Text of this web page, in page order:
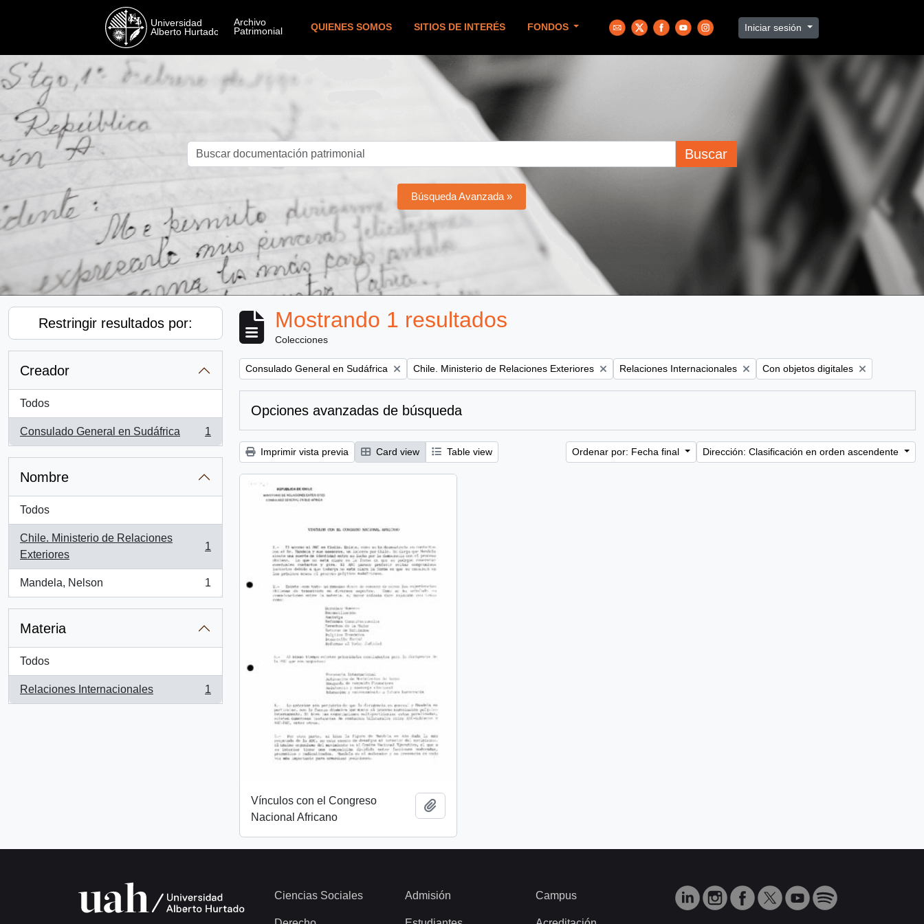
QUIENES SOMOS SITIOS DE INTERÉS FONDOS Iniciar sesión
Buscar
Búsqueda Avanzada »
Restringir resultados por:
Creador
Todos
Consulado General en Sudáfrica
, 1 resultados
1
Nombre
Todos
Chile. Ministerio de Relaciones
Exteriores
, 1 resultados
1
Mandela, Nelson
, 1 resultados
1
Materia
Todos
Relaciones Internacionales
, 1 resultados
1
Mostrando 1 resultados
Colecciones
Remove filter:
Consulado General en Sudáfrica Remove filter:
Chile. Ministerio de Relaciones Exteriores Remove filter:
Relaciones Internacionales Remove filter:
Con objetos digitales
Opciones avanzadas de búsqueda
Imprimir vista previa Card view Table view Ordenar por: Fecha final Dirección: Clasificación en orden ascendente
Vínculos con el Congreso
Nacional Africano
Ciencias Sociales Admisión Campus